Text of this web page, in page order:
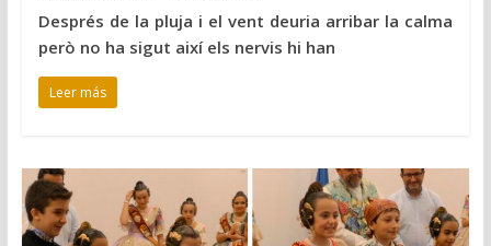
Després de la pluja i el vent deuria arribar la calma
però no ha sigut així els nervis hi han
Leer más